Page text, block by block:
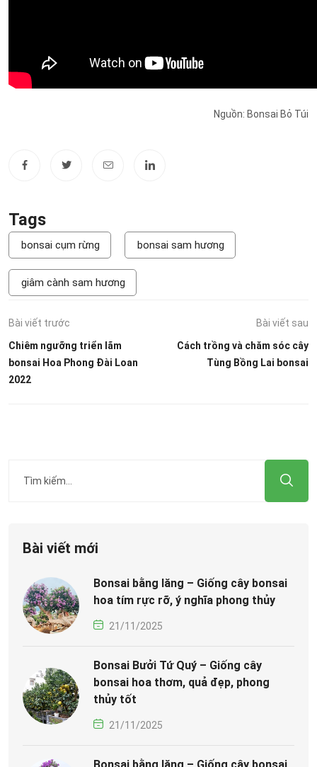
Nguồn: Bonsai Bỏ Túi
Tags
bonsai cụm rừng bonsai sam hương
giâm cành sam hương
Bài viết trước
Chiêm ngưỡng triển lãm
bonsai Hoa Phong Đài Loan
2022
Bài viết sau
Cách trồng và chăm sóc cây
Tùng Bồng Lai bonsai
Bài viết mới
Bonsai bằng lăng – Giống cây bonsai
hoa tím rực rỡ, ý nghĩa phong thủy
21/11/2025
Bonsai Bưởi Tứ Quý – Giống cây
bonsai hoa thơm, quả đẹp, phong
thủy tốt
21/11/2025
Bonsai bằng lăng – Giống cây bonsai